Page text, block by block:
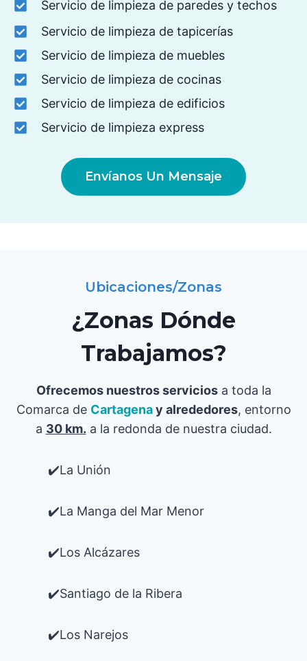
Servicio de limpieza de paredes y techos
Servicio de limpieza de tapicerías
Servicio de limpieza de muebles
Servicio de limpieza de cocinas
Servicio de limpieza de edificios
Servicio de limpieza express
Envíanos Un Mensaje
Ubicaciones/zonas
¿Zonas Dónde
Trabajamos?
Ofrecemos nuestros serviciosa toda la
Comarca de Cartagenay alrededores, entorno
a 30 km. a la redonda de nuestra ciudad.
✔️La Unión
✔️La Manga del Mar Menor
✔️Los Alcázares
✔️Santiago de la Ribera
✔️Los Narejos